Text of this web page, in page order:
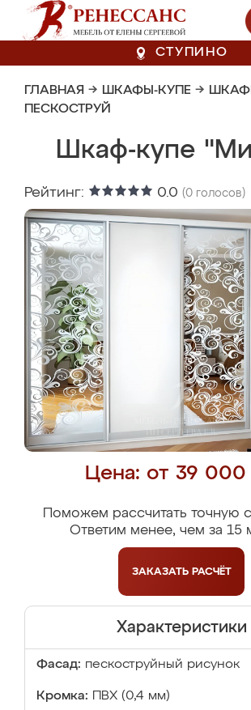
СТУПИНО
ГЛАВНАЯ → ШКАФЫ-КУПЕ →
ПЕСКОСТРУЙ
Шкаф-купе
Рейтинг: 0.0 (0 голосов)
Цена: от 39
Поможем рассчитать точную
Ответим менее, чем за 15
ЗАКАЗАТЬ РАСЧЁТ
Характеристики
Фасад: пескоструйный рисунок
Кромка: ПВХ (0,4 мм)